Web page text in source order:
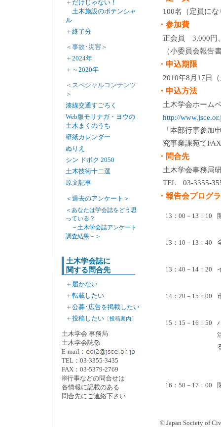
＋ だけじゃない！
土木施設のポテンシャ
ル
＋ 終了分
＜事故･災害＞
＋ 2024年
＋ ～2020年
＜スペシャルコンテンツ
＞
湊線交通すごろく
Web版モリナガ・ヨウの
土木まくのうち
壁紙カレンダー
ぬりえ
シン ドボク 2050
土木技術十二選
原文記事
＜過去のアンケート＞
＜あなたは学会誌をどう思
っている？
－土木学会誌アンケート
調査結果－＞
土木学会誌に
関する問合先
＋ 届かない
＋ 転載したい
＋ 公募･広告を掲載したい
＋ 投稿したい 〔投稿案内〕
土木学会 事務局
土木学会誌係
E-mail：
TEL：03-3355-3435
FAX：03-5379-2769
※行事などの問合せは
各情報に記載のある
問合先にご連絡下さい
100名（定員に
・参加費
正会員 3,000円
（小委員会報告
・申込期限
2010年8月17日
・申込方法
土木学会ホーム
http://
「本部行事参加
究事業課宛て
・問合先
土木学会事務局
TEL 03-3355-
・報告会プログ
13：00－13：10
13：10－13：40
13：40－14：20
14：20－15：00
15：15－16：50
16：50－17：00
© Japan Society of